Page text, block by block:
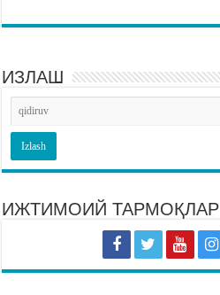
ИЗЛАШ
ИЖТИМОИЙ ТАРМОҚЛАР